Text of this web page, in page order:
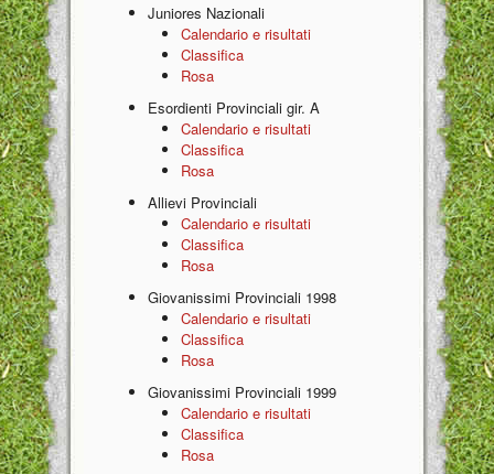
Juniores Nazionali
Calendario e risultati
Classifica
Rosa
Esordienti Provinciali gir. A
Calendario e risultati
Classifica
Rosa
Allievi Provinciali
Calendario e risultati
Classifica
Rosa
Giovanissimi Provinciali 1998
Calendario e risultati
Classifica
Rosa
Giovanissimi Provinciali 1999
Calendario e risultati
Classifica
Rosa